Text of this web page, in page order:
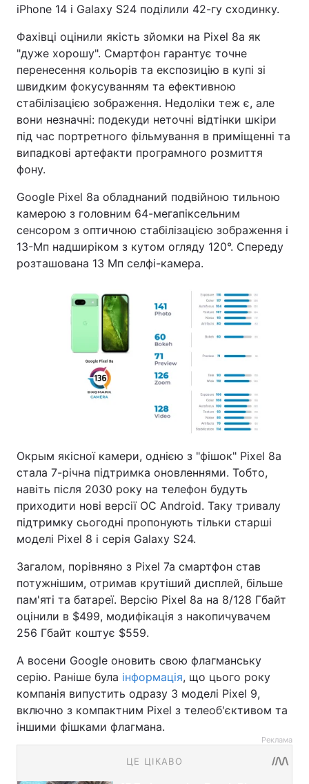
iPhone 14 і Galaxy S24 поділили 42-гу сходинку.
Фахівці оцінили якість зйомки на Pixel 8а як
"дуже хорошу". Смартфон гарантує точне
перенесення кольорів та експозицію в купі зі
швидким фокусуванням та ефективною
стабілізацією зображення. Недоліки теж є, але
вони незначні: подекуди неточні відтінки шкіри
під час портретного фільмування в приміщенні та
випадкові артефакти програмного розмиття
фону.
Google Pixel 8a обладнаний подвійною тильною
камерою з головним 64-мегапіксельним
сенсором з оптичною стабілізацією зображення і
13-Мп надширіком з кутом огляду 120°. Спереду
розташована 13 Мп селфі-камера.
Окрым якісної камери, однією з "фішок" Pixel 8a
стала 7-річна підтримка оновленнями. Тобто,
навіть після 2030 року на телефон будуть
приходити нові версії ОС Android. Таку тривалу
підтримку сьогодні пропонують тільки старші
моделі Pixel 8 і серія Galaxy S24.
Загалом, порівняно з Pixel 7a смартфон став
потужнішим, отримав крутіший дисплей, більше
пам'яті та батареї. Версію Pixel 8а на 8/128 Гбайт
оцінили в $499, модифікація з накопичувачем
256 Гбайт коштує $559.
А восени Google оновить свою флагманську
серію. Раніше була інформація, що цього року
компанія випустить одразу 3 моделі Pixel 9,
включно з компактним Pixel з телеоб'єктивом та
іншими фішками флагмана.
Реклама